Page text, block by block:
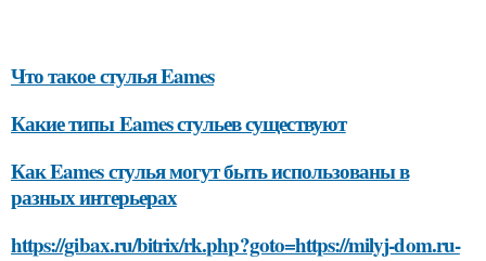
Что такое стулья Eames
Какие типы Eames стульев существуют
Как Eames стулья могут быть использованы в
разных интерьерах
https://gibax.ru/bitrix/rk.php?goto=https://milyj-dom.ru-